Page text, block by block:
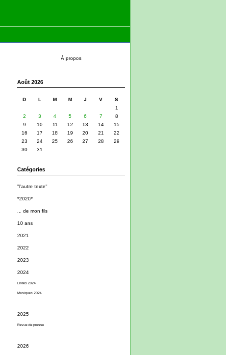
À propos
Août 2026
D L M M J V
S
1
2
3 4 5 6 7
8
9
10 11 12 13 14
15
16
17 18 19 20 21
22
23
24 25 26 27 28
29
30
31
Catégories
"l'autre texte"
*2020*
... de mon fils
10 ans
2021
2022
2023
2024
Livres 2024
Musiques 2024
2025
Revue de presse
2026